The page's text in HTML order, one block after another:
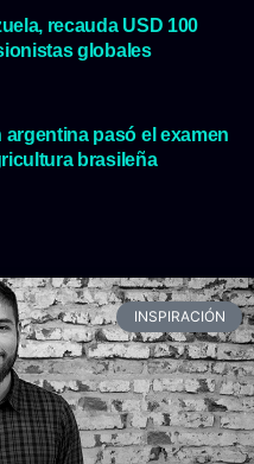
recauda USD 100
globales
pasó el examen
brasileña
INSPIRACIÓN